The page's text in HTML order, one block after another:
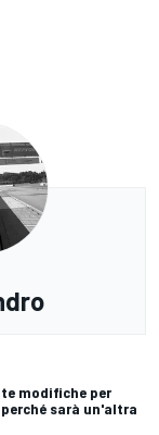
modifiche per
sarà un'altra